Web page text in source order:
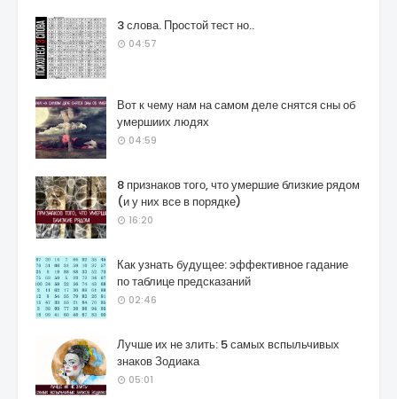
3 слова. Простой тест но..
04:57
Вот к чему нам на самом деле снятся сны об
умершиих людях
04:59
8 признаков того, что умершие близкие рядом
(и у них все в порядке)
16:20
Как узнать будущее: эффективное гадание
по таблице предсказаний
02:46
Лучше их не злить: 5 самых вспыльчивых
знаков Зодиака
05:01